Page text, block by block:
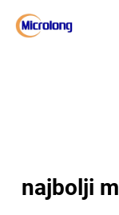
najbolji